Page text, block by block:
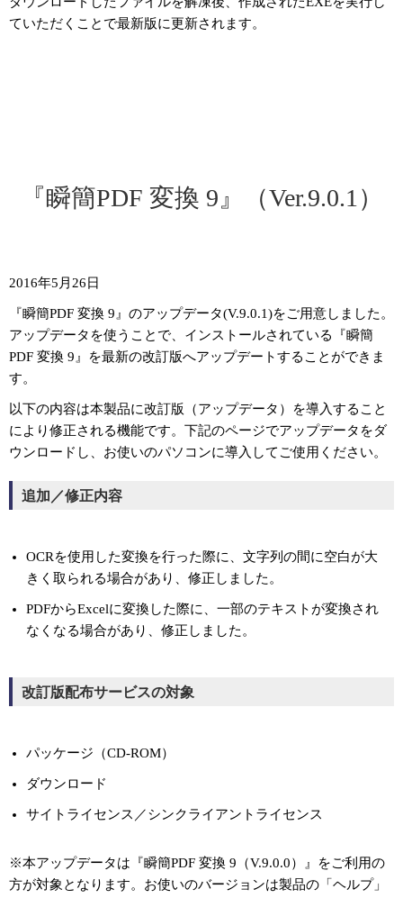
ていただくことで最新版に更新されます。
『瞬簡PDF 変換 9』（Ver.9.0.1）
2016年5月26日
『瞬簡PDF 変換 9』のアップデータ(V.9.0.1)をご用意しました。
アップデータを使うことで、インストールされている『瞬簡
PDF 変換 9』を最新の改訂版へアップデートすることができま
す。
以下の内容は本製品に改訂版（アップデータ）を導入すること
により修正される機能です。下記のページでアップデータをダ
ウンロードし、お使いのパソコンに導入してご使用ください。
追加／修正内容
OCRを使用した変換を行った際に、文字列の間に空白が大
きく取られる場合があり、修正しました。
PDFからExcelに変換した際に、一部のテキストが変換され
なくなる場合があり、修正しました。
改訂版配布サービスの対象
パッケージ（CD-ROM）
ダウンロード
サイトライセンス／シンクライアントライセンス
※本アップデータは『瞬簡PDF 変換 9（V.9.0.0）』をご利用の
方が対象となります。お使いのバージョンは製品の「ヘルプ」